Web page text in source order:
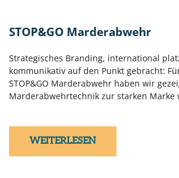
STOP&GO Marderabwehr
Strategisches Branding, international
kommunikativ auf den Punkt gebracht:
STOP&GO Marderabwehr haben wir
Marderabwehrtechnik zur starken Marke
WEITERLESEN